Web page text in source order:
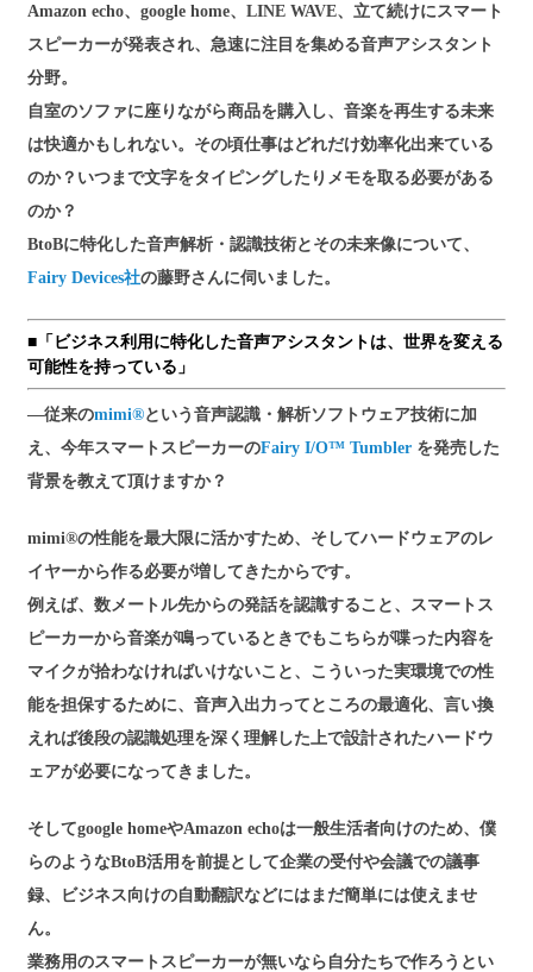
Amazon echo、google home、LINE WAVE、立て続けにスマート
スピーカーが発表され、急速に注目を集める音声アシスタント
分野。
自室のソファに座りながら商品を購入し、音楽を再生する未来
は快適かもしれない。その頃仕事はどれだけ効率化出来ている
のか？いつまで文字をタイピングしたりメモを取る必要がある
のか？
BtoBに特化した音声解析・認識技術とその未来像について、
Fairy Devices社の藤野さんに伺いました。
■「ビジネス利用に特化した音声アシスタントは、世界を変える
可能性を持っている」
―従来のmimi®という音声認識・解析ソフトウェア技術に加
え、今年スマートスピーカーのFairy I/O™ Tumbler を発売した
背景を教えて頂けますか？
mimi®の性能を最大限に活かすため、そしてハードウェアのレ
イヤーから作る必要が増してきたからです。
例えば、数メートル先からの発話を認識すること、スマートス
ピーカーから音楽が鳴っているときでもこちらが喋った内容を
マイクが拾わなければいけないこと、こういった実環境での性
能を担保するために、音声入出力ってところの最適化、言い換
えれば後段の認識処理を深く理解した上で設計されたハードウ
ェアが必要になってきました。
そしてgoogle homeやAmazon echoは一般生活者向けのため、僕
らのようなBtoB活用を前提として企業の受付や会議での議事
録、ビジネス向けの自動翻訳などにはまだ簡単には使えませ
ん。
業務用のスマートスピーカーが無いなら自分たちで作ろうとい